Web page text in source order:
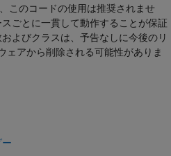
このコードの使用は推奨されませ
ごとに一貫して動作することが保証
よびクラスは、予告なしに今後のリ
ェアから削除される可能性がありま